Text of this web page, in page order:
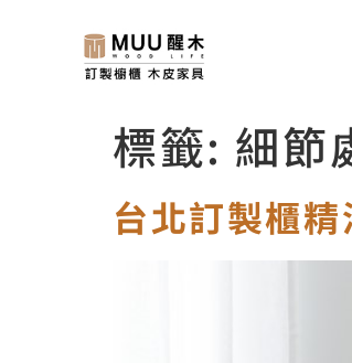
標籤: 細節
台北訂製櫃